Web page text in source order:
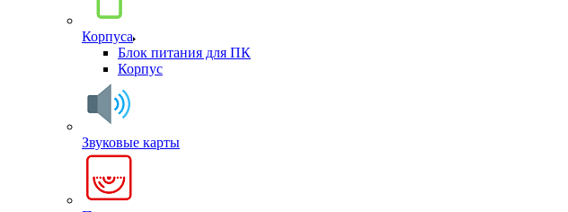
Корпуса
Блок питания для ПК
Корпус
Звуковые карты